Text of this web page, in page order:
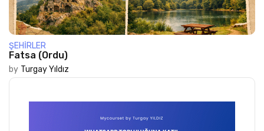
ŞEHIRLER
Fatsa (Ordu)
by Turgay Yıldız